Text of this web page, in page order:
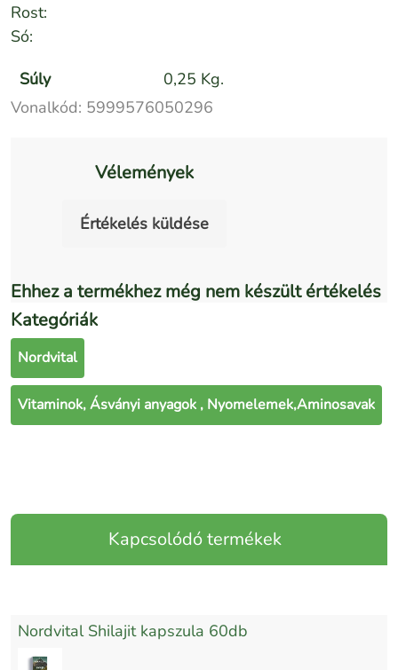
Rost:
Só:
Súly
0,25 Kg.
Vonalkód: 5999576050296
Vélemények
Értékelés küldése
Ehhez a termékhez még nem készült értékelés
Kategóriák
Nordvital
Vitaminok, Ásványi anyagok , Nyomelemek,Aminosavak
Kapcsolódó termékek
Nordvital Shilajit kapszula 60db